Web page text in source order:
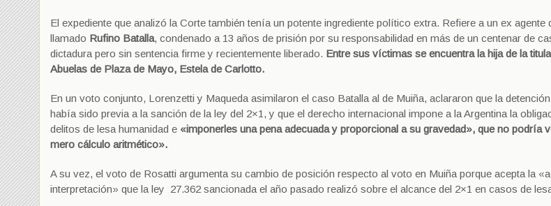
El expediente que analizó la Corte también tenía un potente ingrediente político extra. Refiere a un ex agente
llamado Rufino Batalla, condenado a 13 años de prisión por su responsabilidad en más de un centenar de
dictadura pero sin sentencia firme y recientemente liberado. Entre sus víctimas se encuentra la hija de la
Abuelas de Plaza de Mayo, Estela de Carlotto.
E​n un voto conjunto, Lorenzetti y Maqueda asimilaron​ el caso Batalla al de Muiña, aclararon que la
había sido previa a la sanción de la ley del 2×1, y que el derecho internacional impone a la Argentina la
delitos de lesa humanidad e «imponerles una pena adecuada y proporcional a su gravedad», que no podría
mero cálculo aritmético».
A su vez, el voto de Rosatti argumenta su cambio de posición respecto al voto en Muiña porque acepta la
interpretación» que la ley 27.362 sancionada el año pasado realizó sobre el alcance del 2×1 en casos de